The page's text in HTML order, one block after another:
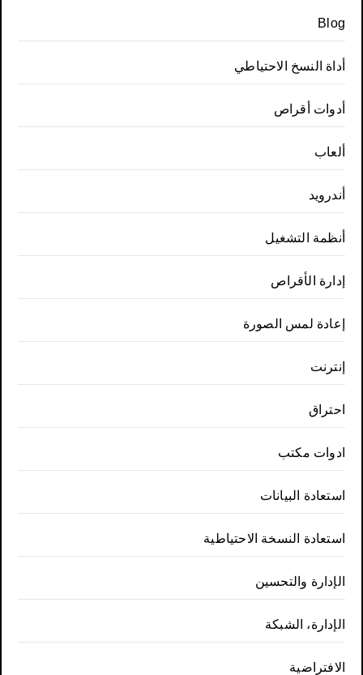
Blog
أداة النسخ الاحتياطي
أدوات أقراص
ألعاب
أندرويد
أنظمة التشغيل
إدارة الأقراص
إعادة لمس الصورة
إنترنت
احتراق
ادوات مكتب
استعادة البيانات
استعادة النسخة الاحتياطية
الإدارة والتحسين
الإدارة، الشبكة
الافتراضية